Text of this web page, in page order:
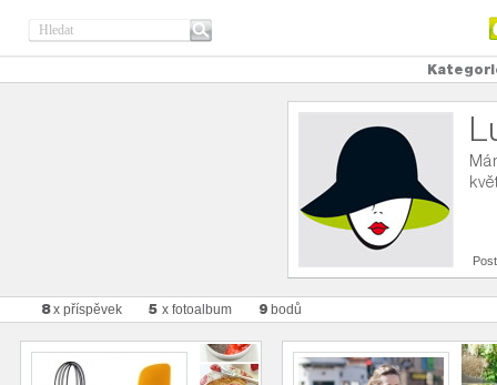
8x příspěvek 5 x fotoalbum 9 bodů